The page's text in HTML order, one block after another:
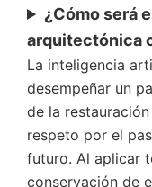
¿Cómo será
arquitectónica
La inteligencia
desempeñar un
de la
respeto por el
futuro. Al aplicar
conservación de